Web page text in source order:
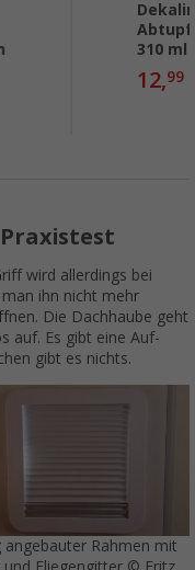
310 ml
12,99
wird allerdings bei
ihn nicht mehr
Die Dachhaube geht
auf. Es gibt eine Auf-
gibt es nichts.
angebauter Rahmen mit